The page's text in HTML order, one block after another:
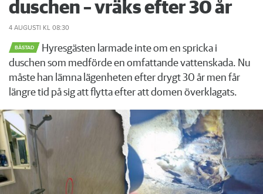
duschen – vräks efter 30 år
4 AUGUSTI KL 08:30
BÅSTAD
Hyresgästen larmade inte om en spricka i
duschen som medförde en omfattande vattenskada. Nu
måste han lämna lägenheten efter drygt 30 år men får
längre tid på sig att flytta efter att domen överklagats.